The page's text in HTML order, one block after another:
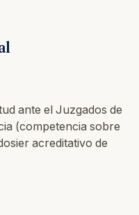
ante el Juzgados de
(competencia sobre
acreditativo de